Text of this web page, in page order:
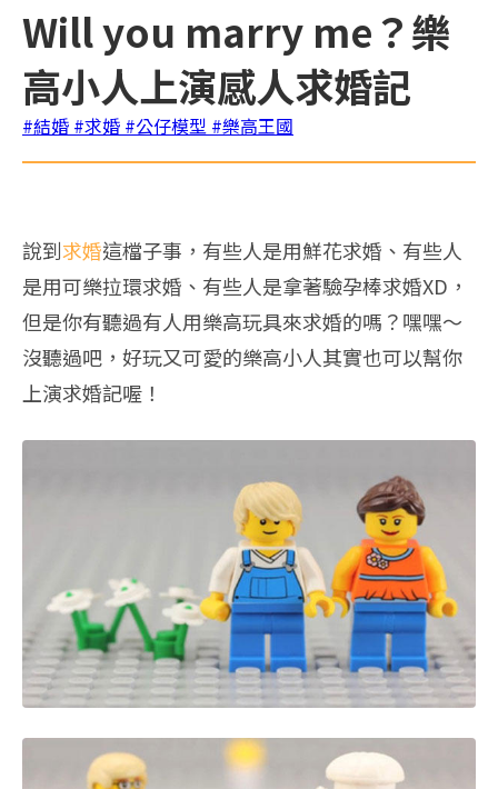
Will you marry me？樂
高小人上演感人求婚記
#結婚 #求婚 #公仔模型 #樂高王國
說到求婚這檔子事，有些人是用鮮花求婚、有些人
是用可樂拉環求婚、有些人是拿著驗孕棒求婚XD，
但是你有聽過有人用樂高玩具來求婚的嗎？嘿嘿～
沒聽過吧，好玩又可愛的樂高小人其實也可以幫你
上演求婚記喔！